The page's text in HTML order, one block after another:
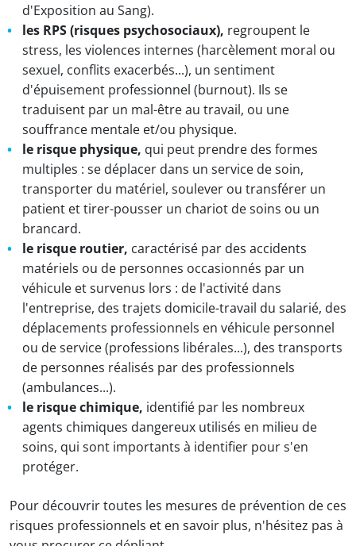
d'Exposition au Sang).
les RPS (risques psychosociaux), regroupent le
stress, les violences internes (harcèlement moral ou
sexuel, conflits exacerbés...), un sentiment
d'épuisement professionnel (burnout). Ils se
traduisent par un mal-être au travail, ou une
souffrance mentale et/ou physique.
le risque physique, qui peut prendre des formes
multiples : se déplacer dans un service de soin,
transporter du matériel, soulever ou transférer un
patient et tirer-pousser un chariot de soins ou un
brancard.
le risque routier, caractérisé par des accidents
matériels ou de personnes occasionnés par un
véhicule et survenus lors : de l'activité dans
l'entreprise, des trajets domicile-travail du salarié, des
déplacements professionnels en véhicule personnel
ou de service (professions libérales...), des transports
de personnes réalisés par des professionnels
(ambulances...).
le risque chimique, identifié par les nombreux
agents chimiques dangereux utilisés en milieu de
soins, qui sont importants à identifier pour s'en
protéger.
Pour découvrir toutes les mesures de prévention de ces
risques professionnels et en savoir plus, n'hésitez pas à